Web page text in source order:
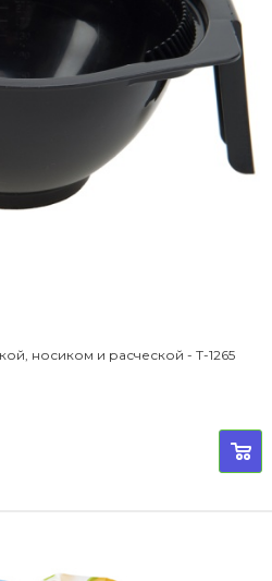
носиком и расческой - T-1265